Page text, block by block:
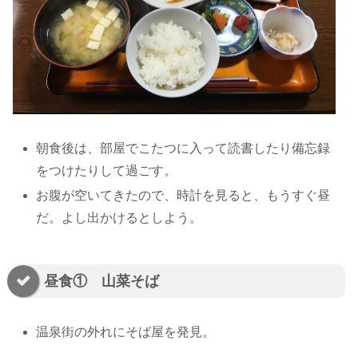
朝食後は、部屋でこたつに入って読書したり備忘録
をつけたりして過ごす。
お腹が空いてきたので、時計を見ると、もうすぐ昼
だ。よし出かけるとしよう。
昼食① 山菜そば
温泉街の外れにそば屋を発見。